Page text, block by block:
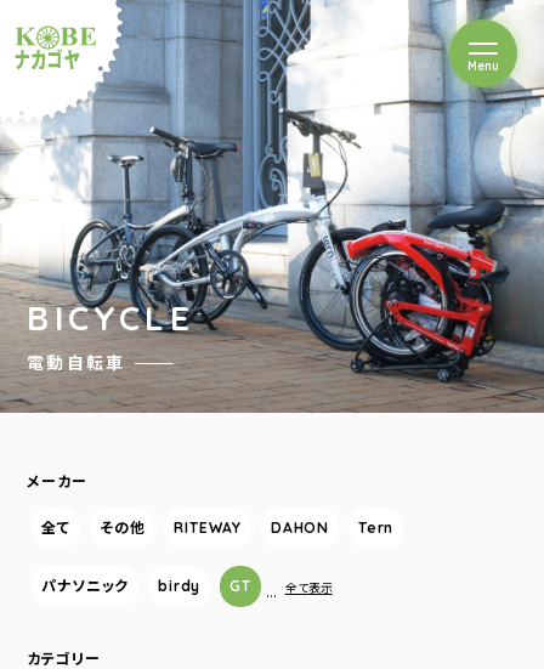
ルショップナカゴヤ
Menuを開閉
BICYCLE
電動自転車
メーカー
全て その他 RITEWAY DAHON Tern
パナソニック birdy GT … 全て表示
カテゴリー